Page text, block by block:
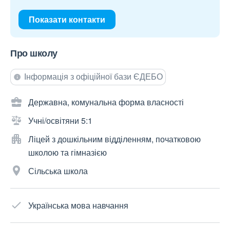
Показати контакти
Про школу
Інформація з офіційної бази ЄДЕБО
Державна, комунальна форма власності
Учні/освітяни 5:1
Ліцей з дошкільним відділенням, початковою
школою та гімназією
Сільська школа
Українська мова навчання